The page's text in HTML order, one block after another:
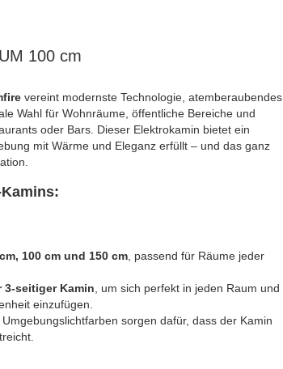
100 cm
vereint modernste Technologie, atemberaubendes
Wahl für Wohnräume, öffentliche Bereiche und
oder Bars. Dieser Elektrokamin bietet ein
mit Wärme und Eleganz erfüllt – und das ganz
100 cm und 150 cm , passend für Räume jeder
3-seitiger Kamin , um sich perfekt in jeden Raum und
einzufügen.
sorgen dafür, dass der Kamin